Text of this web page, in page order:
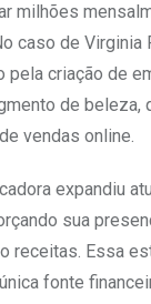
milhões
caso de Virginia
pela criação de
de beleza,
vendas online.
expandiu
sua
receitas. Essa
fonte